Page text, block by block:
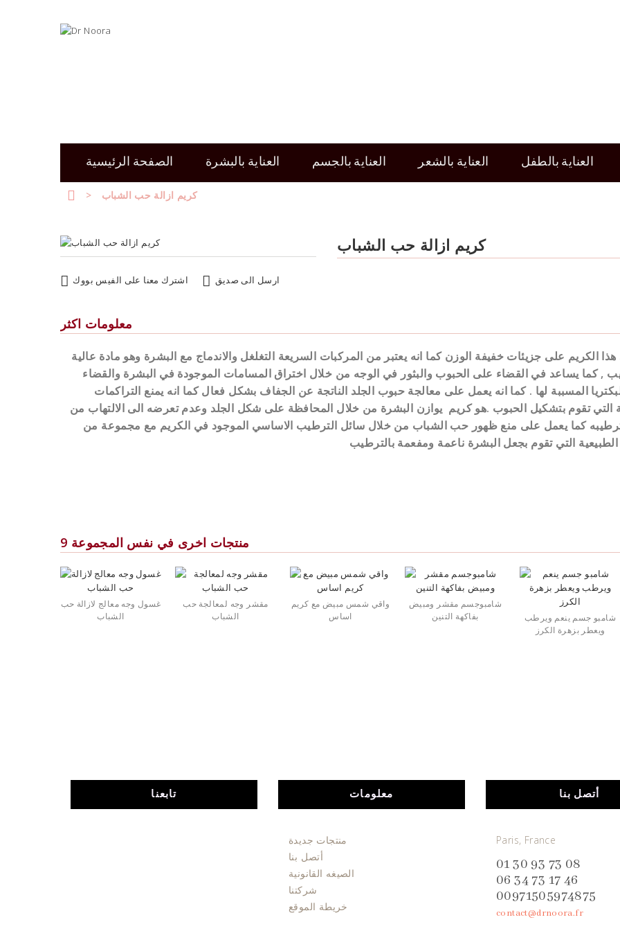
الصفحة الرئيسية العناية بالبشرة العناية بالجسم العناية بالشعر العناية بالطفل
> كريم ازالة حب الشباب
اشترك معنا على الفيس بووك ارسل الى صديق
كريم ازالة حب الشباب
معلومات اكثر
الكريم على جزيئات خفيفة الوزن كما انه يعتبر من المركبات السريعة التغلغل والاندماج مع البشرة وهو مادة عالية
, كما يساعد في القضاء على الحبوب والبثور في الوجه من خلال اختراق المسامات الموجودة في البشرة والقضاء
المسببة لها . كما انه يعمل على معالجة حبوب الجلد الناتجة عن الجفاف بشكل فعال كما انه يمنع التراكمات
التي تقوم بتشكيل الحبوب .هو كريم يوازن البشرة من خلال المحافظة على شكل الجلد وعدم تعرضه الى الالتهاب من
كما يعمل على منع ظهور حب الشباب من خلال سائل الترطيب الاساسي الموجود في الكريم مع مجموعة من
الطبيعية التي تقوم بجعل البشرة ناعمة ومفعمة بالترطيب
9 منتجات اخرى في نفس المجموعة
غسول وجه معالج لازالة حب
الشباب
مقشر وجه لمعالجة حب
الشباب
واقي شمس مبيض مع كريم
اساس
شامبوجسم مقشر ومبيض
بفاكهة التنين
شامبو جسم ينعم ويرطب
ويعطر بزهرة الكرز
تابعنا معلومات
منتجات جديدة
أتصل بنا
الصيغه القانونية
شركتنا
خريطة الموقع
أتصل بنا
Paris, France
01 30 93 73 08
06 34 73 17 46
00971505974875
contact@drnoora.fr